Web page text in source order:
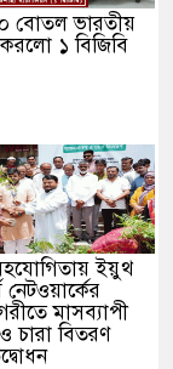
বোতল ভারতীয়
১ বিজিবি
ইয়ুথ
নেটওয়ার্কের
মাসব্যাপী
চারা বিতরণ